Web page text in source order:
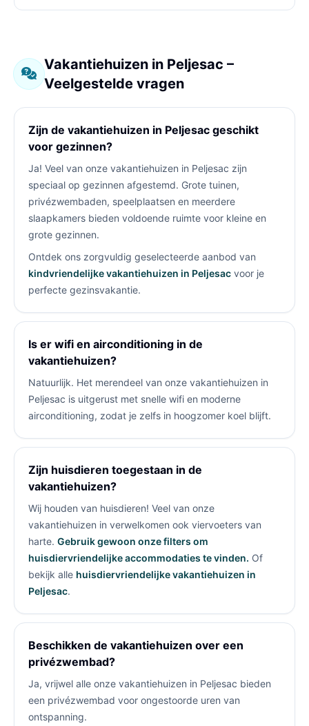
Vakantiehuizen in Peljesac –
Veelgestelde vragen
Zijn de vakantiehuizen in Peljesac geschikt
voor gezinnen?
Ja! Veel van onze vakantiehuizen in Peljesac zijn
speciaal op gezinnen afgestemd. Grote tuinen,
privézwembaden, speelplaatsen en meerdere
slaapkamers bieden voldoende ruimte voor kleine en
grote gezinnen.
Ontdek ons zorgvuldig geselecteerde aanbod van
kindvriendelijke vakantiehuizen in Peljesac voor je
perfecte gezinsvakantie.
Is er wifi en airconditioning in de
vakantiehuizen?
Natuurlijk. Het merendeel van onze vakantiehuizen in
Peljesac is uitgerust met snelle wifi en moderne
airconditioning, zodat je zelfs in hoogzomer koel blijft.
Zijn huisdieren toegestaan in de
vakantiehuizen?
Wij houden van huisdieren! Veel van onze
vakantiehuizen in verwelkomen ook viervoeters van
harte. Gebruik gewoon onze filters om
huisdiervriendelijke accommodaties te vinden. Of
bekijk alle huisdiervriendelijke vakantiehuizen in
Peljesac.
Beschikken de vakantiehuizen over een
privézwembad?
Ja, vrijwel alle onze vakantiehuizen in Peljesac bieden
een privézwembad voor ongestoorde uren van
ontspanning.